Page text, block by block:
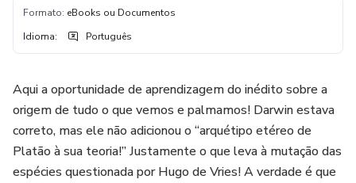
Formato: eBooks ou Documentos
Idioma: Português
Aqui a oportunidade de aprendizagem do inédito sobre a
origem de tudo o que vemos e palmamos! Darwin estava
correto, mas ele não adicionou o “arquétipo etéreo de
Platão à sua teoria!” Justamente o que leva à mutação das
espécies questionada por Hugo de Vries! A verdade é que